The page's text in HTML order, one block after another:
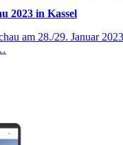
2023 in Kassel
am 28./29. Januar